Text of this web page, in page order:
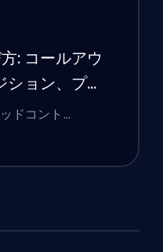
: コールアウ
ション、プレ
ドコント…